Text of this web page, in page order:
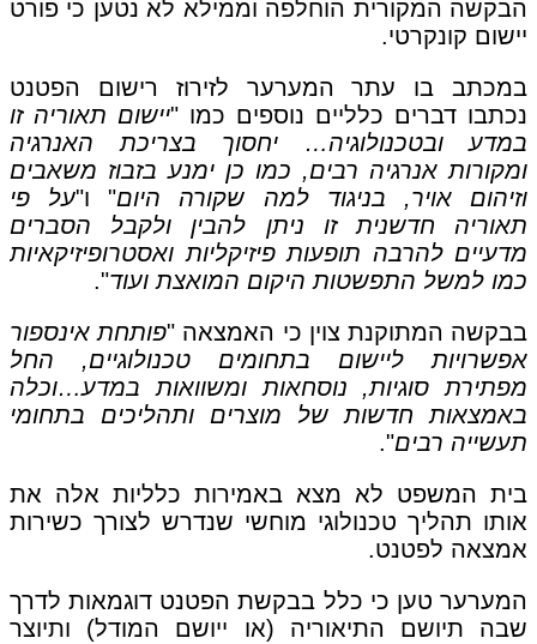
הבקשה המקורית הוחלפה וממילא לא נטען כי פורט
יישום קונקרטי.
במכתב בו עתר המערער לזירוז רישום הפטנט
נכתבו דברים כלליים נוספים כמו "יישום תאוריה זו
במדע ובטכנולוגיה… יחסוך בצריכת האנרגיה
ומקורות אנרגיה רבים, כמו כן ימנע בזבוז משאבים
וזיהום אויר, בניגוד למה שקורה היום" ו"על פי
תאוריה חדשנית זו ניתן להבין ולקבל הסברים
מדעיים להרבה תופעות פיזיקליות ואסטרופיזיקאיות
כמו למשל התפשטות היקום המואצת ועוד".
בבקשה המתוקנת צוין כי האמצאה "פותחת אינספור
אפשרויות ליישום בתחומים טכנולוגיים, החל
מפתירת סוגיות, נוסחאות ומשוואות במדע…וכלה
באמצאות חדשות של מוצרים ותהליכים בתחומי
תעשייה רבים".
בית המשפט לא מצא באמירות כלליות אלה את
אותו תהליך טכנולוגי מוחשי שנדרש לצורך כשירות
אמצאה לפטנט.
המערער טען כי כלל בבקשת הפטנט דוגמאות לדרך
שבה תיושם התיאוריה (או ייושם המודל) ותיוצר